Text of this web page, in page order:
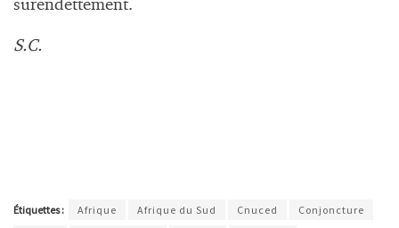
surendettement.
S.C.
Étiquettes : Afrique Afrique du Sud Cnuced
Conjoncture